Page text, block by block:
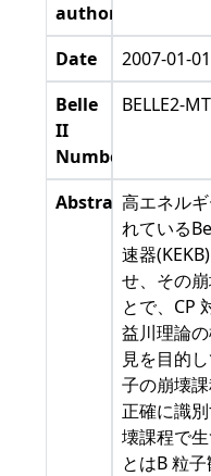
authors
Date
2007-01-01
Belle
II
Number
BELLE2-
Abstract高エネル
れている
速器
せ、その
とで、CP
益川理論
見を目的
子の崩壊
正確に識
壊課程で
とはB 粒